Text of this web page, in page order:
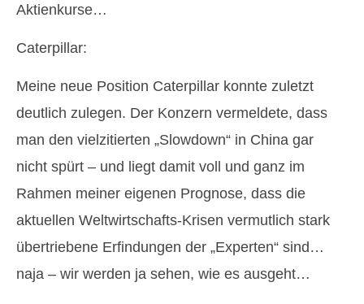
Aktienkurse…
Caterpillar:
Meine neue Position Caterpillar konnte zuletzt
deutlich zulegen. Der Konzern vermeldete, dass
man den vielzitierten „Slowdown“ in China gar
nicht spürt – und liegt damit voll und ganz im
Rahmen meiner eigenen Prognose, dass die
aktuellen Weltwirtschafts-Krisen vermutlich stark
übertriebene Erfindungen der „Experten“ sind…
naja – wir werden ja sehen, wie es ausgeht…